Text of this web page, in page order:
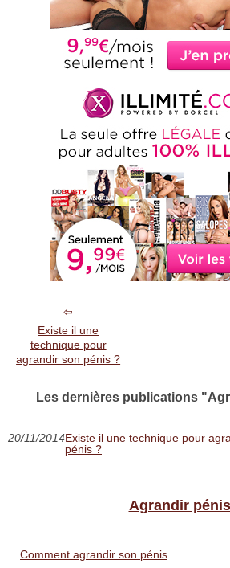
Existe il une
technique pour
agrandir son pénis ?
Les dernières publications
20/11/2014Existe il une technique pour
pénis ?
Agrandir pénis
Comment agrandir son pénis